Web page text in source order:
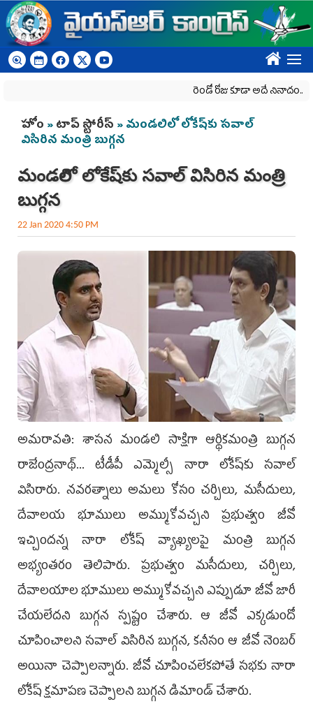
Skip to main content
????
రెండో రోజు కూడా అదే నినాదం..
You are here
హోం »టాప్ స్టోరీస్ » మండలిలో లోకేష్‌కు సవాల్‌
విసిరిన మంత్రి బుగ్గన
మండలిలో లోకేష్‌కు సవాల్‌ విసిరిన మంత్రి
బుగ్గన
22 Jan 2020 4:50 PM
అమరావతి: శాసన మండలి సాక్షిగా ఆర్థికమంత్రి బుగ్గన
రాజేంద్రనాథ్‌... టీడీపీ ఎమ్మెల్సీ నారా లోకేష్‌కు సవాల్‌
విసిరారు. నవరత్నాలు అమలు కోసం చర్చిలు, మసీదులు,
దేవాలయ భూములు అమ్ముకోవచ్చని ప్రభుత్వం జీవో
ఇచ్చిందన్న నారా లోకేష్‌ వ్యాఖ్యలపై మంత్రి బుగ్గన
అభ్యంతరం తెలిపారు. ప్రభుత్వం మసీదులు, చర్చిలు,
దేవాలయాల భూములు అమ్ముకోవచ్చని ఎప్పుడూ జీవో జారీ
చేయలేదని బుగ్గన స్పష్టం చేశారు. ఆ జీవో ఎక్కడుందో
చూపించాలని సవాల్‌ విసిరిన బుగ్గన, కనీసం ఆ జీవో నెంబర్‌
అయినా చెప్పాలన్నారు. జీవో చూపించలేకపోతే సభకు నారా
లోకేష్‌ క్షమాపణ చెప్పాలని బుగ్గన డిమాండ్‌ చేశారు.